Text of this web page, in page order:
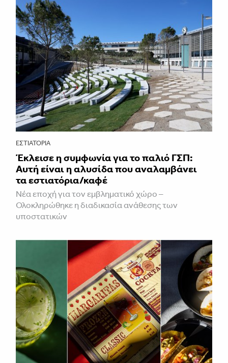
ΕΣΤΙΑΤΌΡΙΑ
Έκλεισε η συμφωνία για το παλιό ΓΣΠ:
Αυτή είναι η αλυσίδα που αναλαμβάνει
τα εστιατόρια/καφέ
Νέα εποχή για τον εμβληματικό χώρο –
Ολοκληρώθηκε η διαδικασία ανάθεσης των
υποστατικών